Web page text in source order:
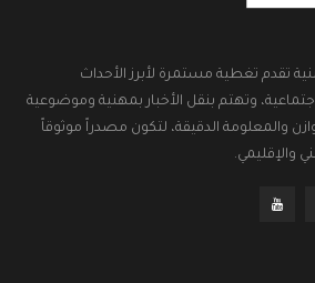
تقدم تغطية مستمرة لأبرز الأحداث
وتهتم بنقل الأخبار بمهنية وموضوعية
والمعلومة الدقيقة، لتكون مصدراً موثوقاً
والإقليمي.